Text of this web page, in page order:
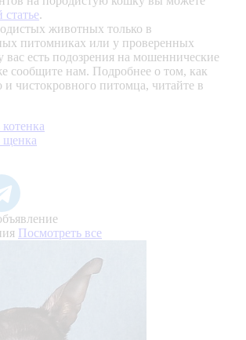
статье.
животных только в
питомниках или у проверенных
вас есть подозрения на мошеннические
сообщите нам. Подробнее о том, как
и чистокровного питомца, читайте в
щенка
Посмотреть все